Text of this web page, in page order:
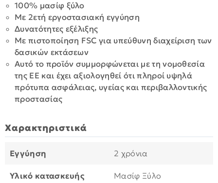
100% μασίφ ξύλο
Με 2ετή εργοστασιακή εγγύηση
Δυνατότητες εξέλιξης
Με πιστοποίηση FSC για υπεύθυνη διαχείριση των
δασικών εκτάσεων
Αυτό το προϊόν συμμορφώνεται με τη νομοθεσία
της ΕΕ και έχει αξιολογηθεί ότι πληροί υψηλά
πρότυπα ασφάλειας, υγείας και περιβαλλοντικής
προστασίας
Χαρακτηριστικά
Εγγύηση 2 χρόνια
Υλικό κατασκευής Μασίφ Ξύλο